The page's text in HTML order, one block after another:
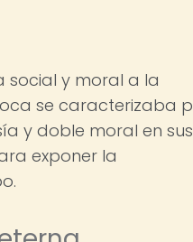
social y moral a la
se caracterizaba
y doble moral en sus
exponer la